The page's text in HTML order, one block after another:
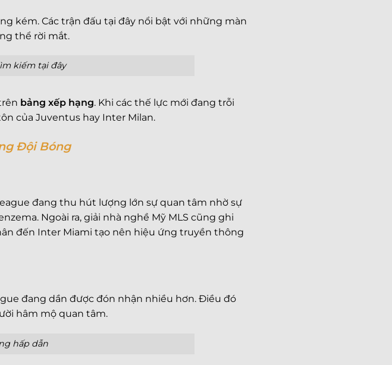
kém. Các trận đấu tại đây nổi bật với những màn
thể rời mắt.
kiếm tại đây
bảng xếp hạng. Khi các thế lực mới đang trỗi
của Juventus hay Inter Milan.
Đội Bóng
đang thu hút lượng lớn sự quan tâm nhờ sự
Ngoài ra, giải nhà nghề Mỹ MLS cũng ghi
đến Inter Miami tạo nên hiệu ứng truyền thông
đang dần được đón nhận nhiều hơn. Điều đó
hâm mộ quan tâm.
hấp dẫn